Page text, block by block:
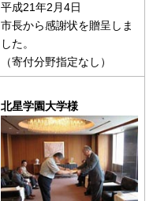
平成21年2月4日
市長から感謝状を贈呈しま
した。
（寄付分野指定なし）
北星学園大学様